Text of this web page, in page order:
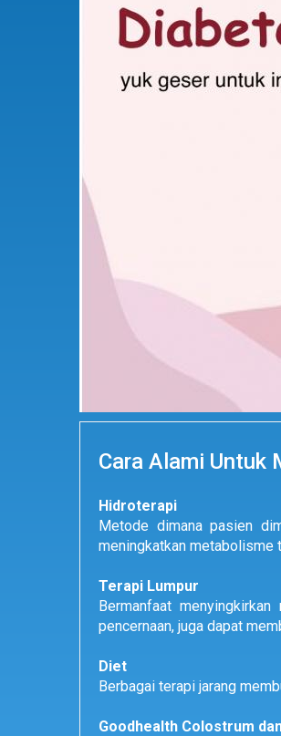
Cara Alami Untuk
Hidroterapi
Metode dimana pasien
meningkatkan metabolisme
Terapi Lumpur
Bermanfaat
pencernaan, juga dapat
Diet
Berbagai terapi jarang
Goodhealth Colostrum